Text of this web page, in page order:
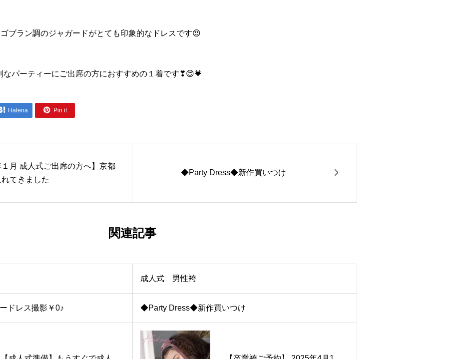
ブラン調のジャガードがとても印象的なドレスです😍
なパーティーにご出席の方におすすめの１着です❣😊💗
Hatena  Pin it
１月 成人式ご出席の方へ】京都
てきました
◆Party Dress◆新作買いつけ 
関連記事
成人式 男性袴
ドレス撮影￥0♪ ◆Party Dress◆新作買いつけ